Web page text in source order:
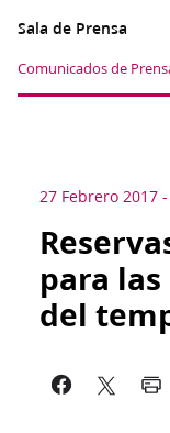
Sala de Prensa
Comunicados de
27 Febrero 2017 -
para
del